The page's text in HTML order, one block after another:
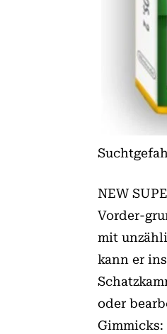
NEW
Vorder-
mit
kann er
oder